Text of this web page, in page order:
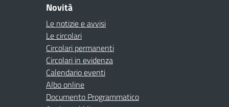
Novità
Le notizie e avvisi
Le circolari
Circolari permanenti
Circolari in evidenza
Calendario eventi
Albo online
Documento Programmatico